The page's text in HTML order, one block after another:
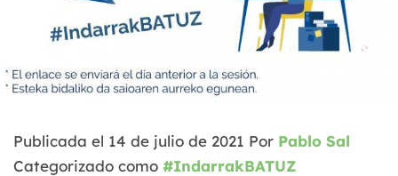
Publicada el 14 de julio de 2021 Por Pablo Sal
Categorizado como #IndarrakBATUZ